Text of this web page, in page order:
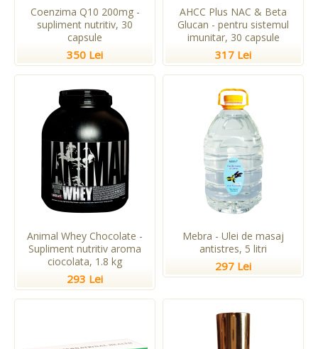
Coenzima Q10 200mg -
supliment nutritiv, 30
capsule
350 Lei
AHCC Plus NAC & Beta
Glucan - pentru sistemul
imunitar, 30 capsule
317 Lei
Animal Whey Chocolate -
Supliment nutritiv aroma
ciocolata, 1.8 kg
293 Lei
Mebra - Ulei de masaj
antistres, 5 litri
297 Lei